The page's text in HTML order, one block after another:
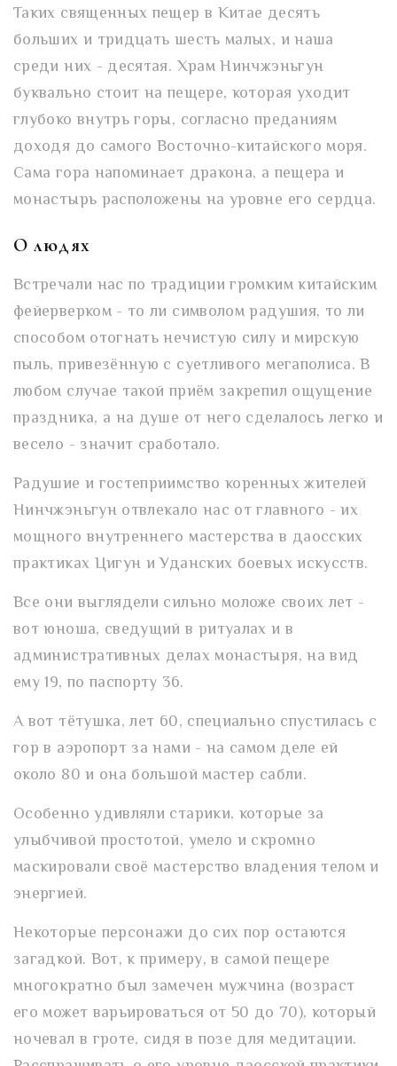
Таких священных пещер в Китае десять
больших и тридцать шесть малых, и наша
среди них - десятая. Храм Нинчжэньгун
буквально стоит на пещере, которая уходит
глубоко внутрь горы, согласно преданиям
доходя до самого Восточно-китайского моря.
Сама гора напоминает дракона, а пещера и
монастырь расположены на уровне его сердца.
О людях
Встречали нас по традиции громким китайским
фейерверком - то ли символом радушия, то ли
способом отогнать нечистую силу и мирскую
пыль, привезённую с суетливого мегаполиса. В
любом случае такой приём закрепил ощущение
праздника, а на душе от него сделалось легко и
весело - значит сработало.
Радушие и гостеприимство коренных жителей
Нинчжэньгун отвлекало нас от главного - их
мощного внутреннего мастерства в даосских
практиках Цигун и Уданских боевых искусств.
Все они выглядели сильно моложе своих лет -
вот юноша, сведущий в ритуалах и в
административных делах монастыря, на вид
ему 19, по паспорту 36.
А вот тётушка, лет 60, специально спустилась с
гор в аэропорт за нами - на самом деле ей
около 80 и она большой мастер сабли.
Особенно удивляли старики, которые за
улыбчивой простотой, умело и скромно
маскировали своё мастерство владения телом и
энергией.
Некоторые персонажи до сих пор остаются
загадкой. Вот, к примеру, в самой пещере
многократно был замечен мужчина (возраст
его может варьироваться от 50 до 70), который
ночевал в гроте, сидя в позе для медитации.